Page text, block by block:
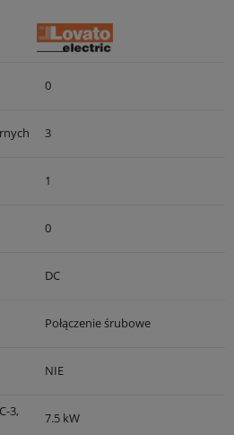
0
3
1
0
DC
Połączenie śrubowe
NIE
3,
7.5 kW